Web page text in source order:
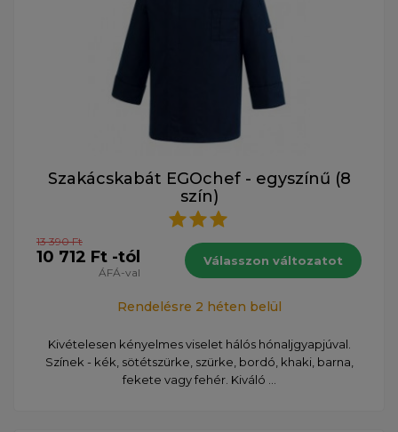
Szakácskabát EGOchef - egyszínű (8
szín)
13 390 Ft
10 712 Ft -tól
ÁFÁ-val
Válasszon változatot
Rendelésre 2 héten belül
Kivételesen kényelmes viselet hálós hónaljgyapjúval.
Színek - kék, sötétszürke, szürke, bordó, khaki, barna,
fekete vagy fehér. Kiváló ...